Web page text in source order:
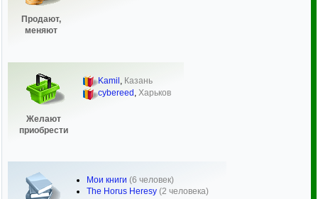
Продают,
меняют
Желают
приобрести
Kamil , Казань
cybereed , Харьков
Мои книги (6 человек)
The Horus Heresy (2 человека)